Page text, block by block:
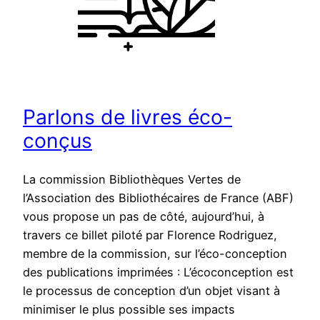
Parlons de livres éco-
conçus
La commission Bibliothèques Vertes de
l’Association des Bibliothécaires de France (ABF)
vous propose un pas de côté, aujourd’hui, à
travers ce billet piloté par Florence Rodriguez,
membre de la commission, sur l’éco-conception
des publications imprimées : L’écoconception est
le processus de conception d’un objet visant à
minimiser le plus possible ses impacts